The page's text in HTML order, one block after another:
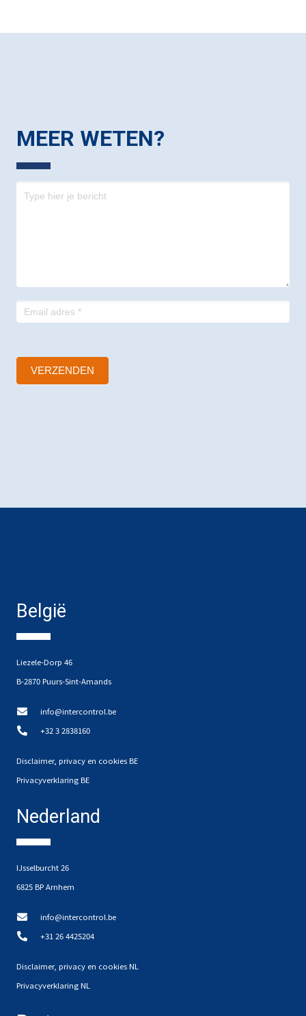
MEER WETEN?
Contact
VERZENDEN
België
Liezele-Dorp 46
B-2870 Puurs-Sint-Amands
info@intercontrol.be
+32 3 2838160
Disclaimer, privacy en cookies BE
Privacyverklaring BE
Nederland
IJsselburcht 26
6825 BP Arnhem
info@intercontrol.be
+31 26 4425204
Disclaimer, privacy en cookies NL
Privacyverklaring NL